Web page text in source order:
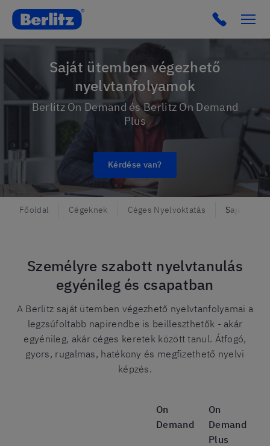
Berlitz Hungary Click to
Saját ütemben végezhető
nyelvtanfolyamok
Berlitz On Demand és Berlitz On Demand
Plus
Kérdése van?
Főoldal Cégeknek Céges Nyelvoktatás Saját
Személyre szabott nyelvtanulás
egyénileg és csapatban
A Berlitz saját ütemben végezhető nyelvtanfolyamai a
legzsúfoltabb napirendbe is beilleszthetők - akár
egyénileg, akár céges keretek között tanul. Átfogó,
gyors, rugalmas, hatékony és megfizethető nyelvi
képzés.
On
Demand
On
Demand
Plus